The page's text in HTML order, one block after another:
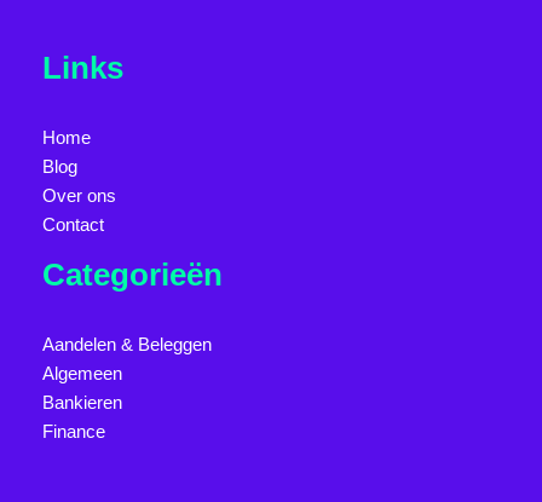
Links
Home
Blog
Over ons
Contact
Categorieën
Aandelen & Beleggen
Algemeen
Bankieren
Finance